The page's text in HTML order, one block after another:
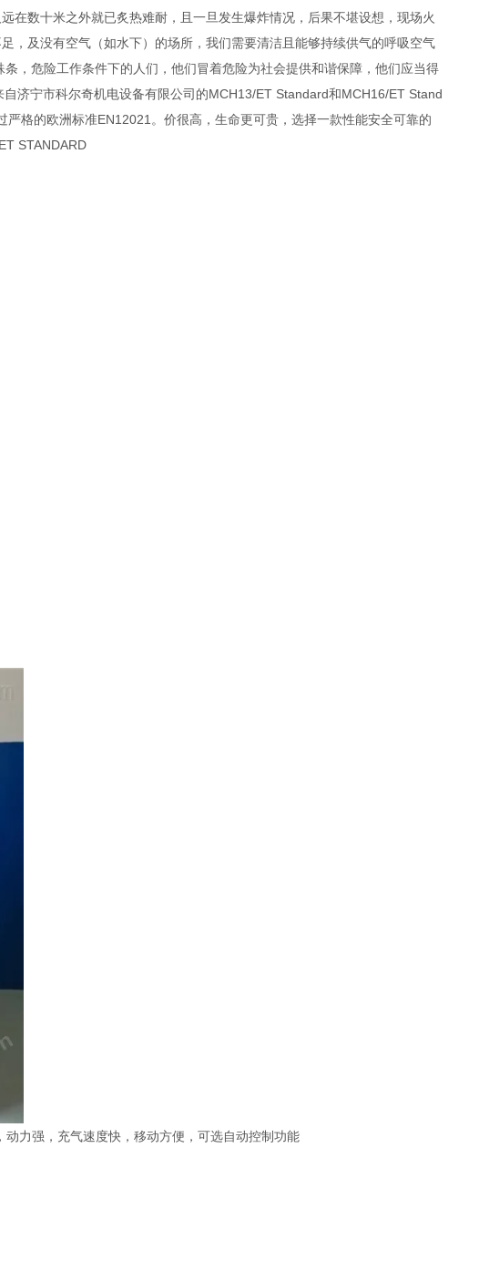
在数十米之外就已炙热难耐，且一旦发生爆炸情况，后果不堪设想，现场火
，及没有空气（如水下）的场所，我们需要清洁且能够持续供气的呼吸空气
，危险工作条件下的人们，他们冒着危险为社会提供和谐保障，他们应当得
济宁市科尔奇机电设备有限公司的MCH13/ET Standard和MCH16/ET Stand
格的欧洲标准EN12021。价很高，生命更可贵，选择一款性能安全可靠的
STANDARD
力强，充气速度快，移动方便，可选自动控制功能